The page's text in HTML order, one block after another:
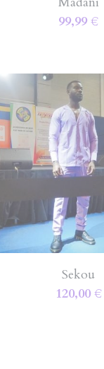
Madani
99,99 €
Sekou
120,00 €